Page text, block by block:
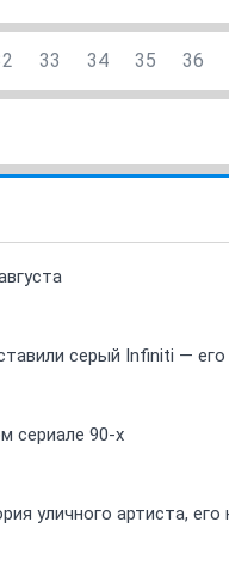
33 34 35 36
серый Infiniti —
сериале 90-х
уличного артиста,